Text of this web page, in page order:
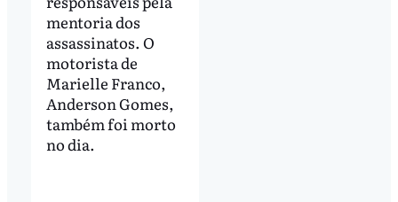
mentoria dos
assassinatos. O
motorista de
Marielle Franco,
Anderson Gomes,
também foi morto
no dia.